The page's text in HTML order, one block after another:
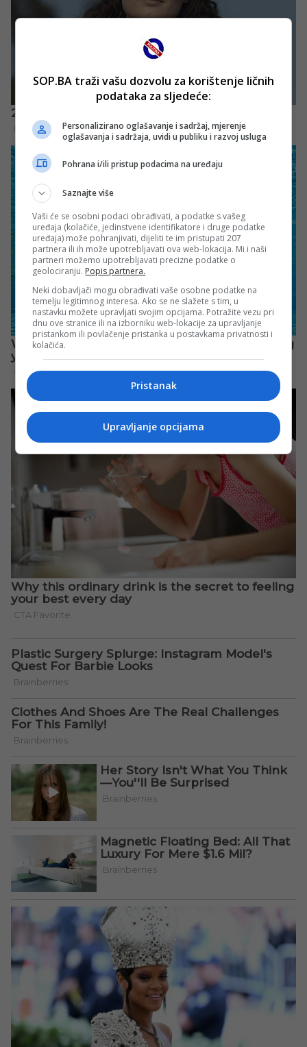
SOP.BA traži vašu dozvolu za korištenje ličnih
podataka za sljedeće:
Personalizirano oglašavanje i sadržaj, mjerenje
oglašavanja i sadržaja, uvidi u publiku i razvoj usluga
Pohrana i/ili pristup podacima na uređaju
Saznajte više
Vaši će se osobni podaci obrađivati, a podatke s vašeg
uređaja (kolačiće, jedinstvene identifikatore i druge podatke
uređaja) može pohranjivati, dijeliti te im pristupati 207
partnera ili ih može upotrebljavati ova web-lokacija. Mi i naši
partneri možemo upotrebljavati precizne podatke o
geolociranju. Popis partnera.
Neki dobavljači mogu obrađivati vaše osobne podatke na
temelju legitimnog interesa. Ako se ne slažete s tim, u
nastavku možete upravljati svojim opcijama. Potražite vezu pri
dnu ove stranice ili na izborniku web-lokacije za upravljanje
pristankom ili povlačenje pristanka u postavkama privatnosti i
kolačića.
Pristanak
Upravljanje opcijama